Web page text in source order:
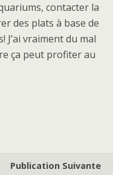
contacter la
des plats à base de
vraiment du mal
ça peut profiter au
Publication Suivante